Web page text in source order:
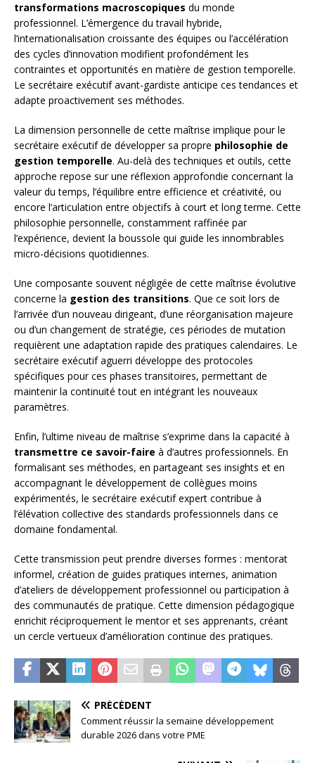
transformations macroscopiques du monde
professionnel. L’émergence du travail hybride,
l’internationalisation croissante des équipes ou l’accélération
des cycles d’innovation modifient profondément les
contraintes et opportunités en matière de gestion temporelle.
Le secrétaire exécutif avant-gardiste anticipe ces tendances et
adapte proactivement ses méthodes.
La dimension personnelle de cette maîtrise implique pour le
secrétaire exécutif de développer sa propre philosophie de
gestion temporelle. Au-delà des techniques et outils, cette
approche repose sur une réflexion approfondie concernant la
valeur du temps, l’équilibre entre efficience et créativité, ou
encore l’articulation entre objectifs à court et long terme. Cette
philosophie personnelle, constamment raffinée par
l’expérience, devient la boussole qui guide les innombrables
micro-décisions quotidiennes.
Une composante souvent négligée de cette maîtrise évolutive
concerne la gestion des transitions. Que ce soit lors de
l’arrivée d’un nouveau dirigeant, d’une réorganisation majeure
ou d’un changement de stratégie, ces périodes de mutation
requièrent une adaptation rapide des pratiques calendaires. Le
secrétaire exécutif aguerri développe des protocoles
spécifiques pour ces phases transitoires, permettant de
maintenir la continuité tout en intégrant les nouveaux
paramètres.
Enfin, l’ultime niveau de maîtrise s’exprime dans la capacité à
transmettre ce savoir-faire à d’autres professionnels. En
formalisant ses méthodes, en partageant ses insights et en
accompagnant le développement de collègues moins
expérimentés, le secrétaire exécutif expert contribue à
l’élévation collective des standards professionnels dans ce
domaine fondamental.
Cette transmission peut prendre diverses formes : mentorat
informel, création de guides pratiques internes, animation
d’ateliers de développement professionnel ou participation à
des communautés de pratique. Cette dimension pédagogique
enrichit réciproquement le mentor et ses apprenants, créant
un cercle vertueux d’amélioration continue des pratiques.
PRÉCÉDENT
Comment réussir la semaine développement
durable 2026 dans votre PME